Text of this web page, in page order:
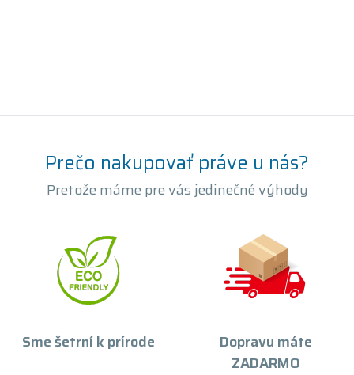
Prečo nakupovať práve u nás?
Pretože máme pre vás jedinečné výhody
Sme šetrní k prírode
Dopravu máte
ZADARMO